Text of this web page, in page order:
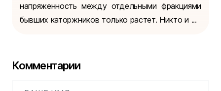
напряженность между отдельными фракциями
бывших каторжников только растет. Никто и ...
Комментарии